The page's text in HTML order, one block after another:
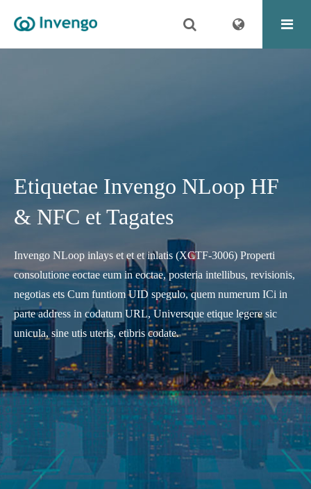
Etiquetae Invengo NLoop HF
& NFC et Tagates
Invengo NLoop inlays et et et inlatis (XCTF-3006) Properti
consolutione eoctae eum in eoctae, posteria intellibus, revisionis,
negotias ets Cum funtiom UID spegulo, quem numerum ICi in
parte address in codatum URL, Universque etique legere sic
unicula, sine utis uteris, etibris codate.